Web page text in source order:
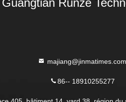
Runze
majiang@jinmatimes.com
86-- 18910255277